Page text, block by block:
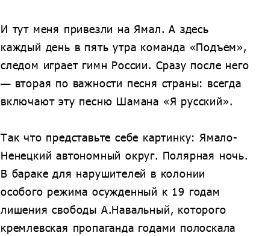
И тут меня привезли на Ямал. А здесь
каждый день в пять утра команда «Подъем»,
следом играет гимн России. Сразу после него
— вторая по важности песня страны: всегда
включают эту песню Шамана «Я русский».
Так что представьте себе картинку: Ямало-
Ненецкий автономный округ. Полярная ночь.
В бараке для нарушителей в колонии
особого режима осужденный к 19 годам
лишения свободы А.Навальный, которого
кремлевская пропаганда годами полоскала